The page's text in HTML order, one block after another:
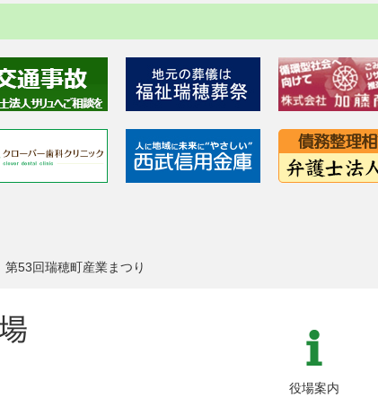
第53回瑞穂町産業まつり
役場案内